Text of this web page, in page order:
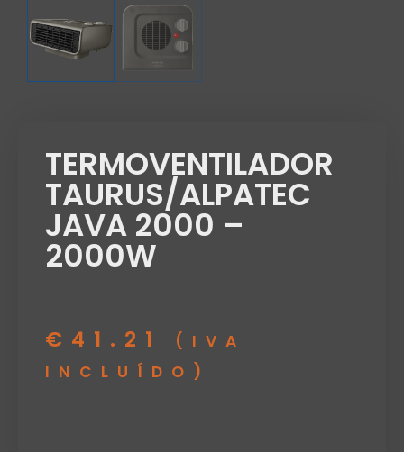
TERMOVENTILADOR
TAURUS/ALPATEC
JAVA 2000 –
2000W
€ 41.21
(IVA
INCLUÍDO)